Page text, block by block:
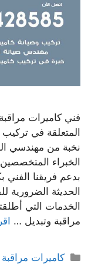
فني كاميرات
المتعلقة في تركيب
نخبة من مهندسي
الخبراء
بدعم فريقنا الفني
الحديثة الضرورية
الخدمات التي
مراقبة وتبديل …
كاميرات مراقبة